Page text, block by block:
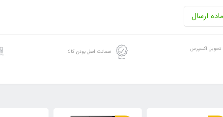
ارسال
تحویل اکسپرس ضمانت اصل بودن کالا